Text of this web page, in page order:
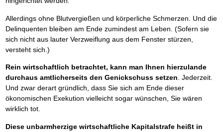
Allerdings ohne Blutvergießen und körperliche Schmerzen. Und die
Delinquenten bleiben am Ende zumindest am Leben. (Sofern sie
sich nicht aus lauter Verzweiflung aus dem Fenster stürzen,
versteht sich.)
Rein wirtschaftlich betrachtet, kann man Ihnen hierzulande
durchaus amtlicherseits den Genickschuss setzen . Jederzeit.
Und zwar derart gründlich, dass Sie sich am Ende dieser
ökonomischen Exekution vielleicht sogar wünschen, Sie wären
wirklich tot.
Diese unbarmherzige wirtschaftliche Kapitalstrafe heißt in